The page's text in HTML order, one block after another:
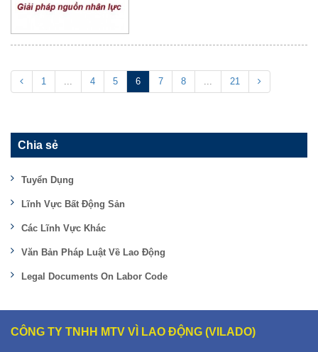
1 4 5 6 7 8 21
Chia sẻ
Tuyển Dụng
Lĩnh Vực Bất Động Sản
Các Lĩnh Vực Khác
Văn Bản Pháp Luật Về Lao Động
Legal Documents On Labor Code
CÔNG TY TNHH MTV VÌ LAO ĐỘNG (VILADO)